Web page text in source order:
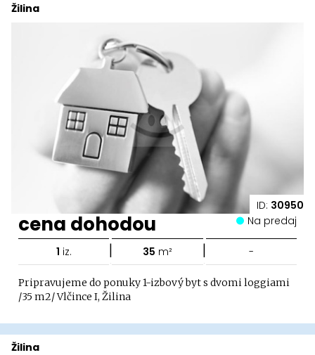
ID: 30950
Žilina
cena dohodou Na predaj
1 iz. | 35 m² | -
Pripravujeme do ponuky 1-izbový byt s dvomi loggiami
/35 m2/ Vlčince I, Žilina
Žilina